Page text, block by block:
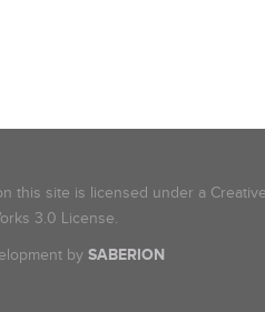
this site is licensed under a
3.0 License.
by SABERION